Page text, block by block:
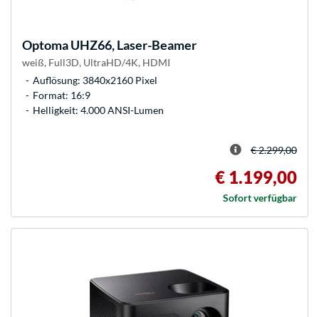
OptomaUHZ66, Laser-Beamer
weiß, Full3D, UltraHD/4K, HDMI
Auflösung: 3840x2160 Pixel
Format: 16:9
Helligkeit: 4.000 ANSI-Lumen
€ 2.299,00
€ 1.199,00
Sofort verfügbar